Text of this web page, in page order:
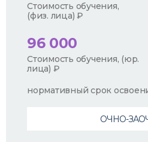
Стоимость обучения,
(физ. лица) ₽
96 000
Стоимость обучения, (юр.
лица) ₽
нормативный срок
ОЧНО-